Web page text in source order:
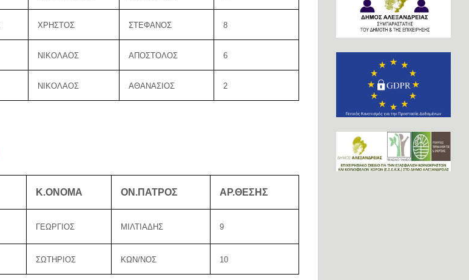
ΧΡΗΣΤΟΣ ΣΤΕΦΑΝΟΣ 8
ΝΙΚΟΛΑΟΣ ΑΠΟΣΤΟΛΟΣ 6
ΝΙΚΟΛΑΟΣ ΑΘΑΝΑΣΙΟΣ 2
Κ.ΟΝΟΜΑ ΟΝ.ΠΑΤΡΟΣ ΑΡ.ΘΕΣΗΣ
ΓΕΩΡΓΙΟΣ ΜΙΛΤΙΑΔΗΣ 9
ΣΩΤΗΡΙΟΣ ΚΩΝ/ΝΟΣ 10